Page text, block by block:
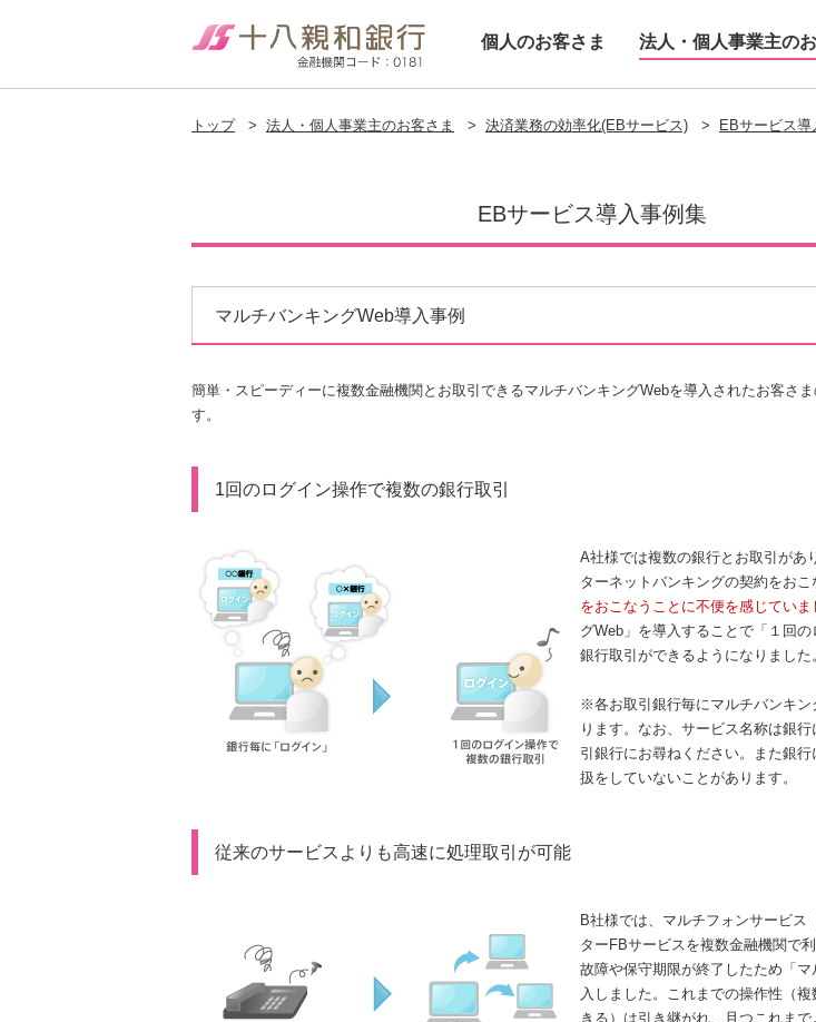
個人のお客さま 法人・個人事業主の
トップ > 法人・個人事業主のお客さま > 決済業務の効率化(EBサービス) > EBサービス導
EBサービス導入事例集
マルチバンキングWeb導入事例
簡単・スピーディーに複数金融機関とお取引できるマルチバンキングWebを導入されたお客さ
す。
1回のログイン操作で複数の銀行取引
A社様では複数の銀行とお取引があ
ターネットバンキングの契約をおこ
をおこなうことに不便を感じていま
グWeb」を導入することで「１回
銀行取引ができるようになりました
※各お取引銀行毎にマルチバンキン
ります。なお、サービス名称は銀
引銀行にお尋ねください。また銀
扱をしていないことがあります。
従来のサービスよりも高速に処理取引が可能
B社様では、マルチフォンサービス
ターFBサービスを複数金融機関で
故障や保守期限が終了したため「
入しました。これまでの操作性（
きる）は引き継がれ、且つこれま